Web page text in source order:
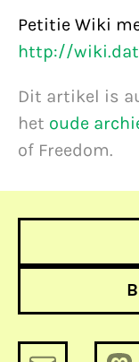
Petitie Wiki
http://
Dit artikel is
het oude
of Freedom.